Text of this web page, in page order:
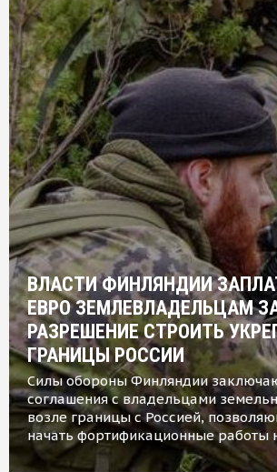
ВЛАСТИ ФИНЛЯНДИИ
ЕВРО ЗЕМЛЕВЛАДЕЛЬЦАМ
РАЗРЕШЕНИЕ СТРОИТЬ
ГРАНИЦЫ РОССИИ
Силы обороны Финляндии
соглашения с владельцами
возле границы с Россией,
начать фортификационные работы